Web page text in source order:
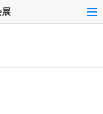
展
反馈
fairglobal.com.cn 版权所有